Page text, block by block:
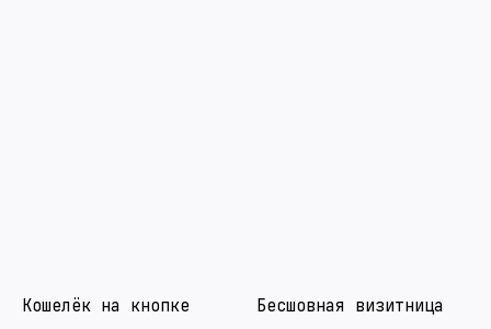
Кошелёк на кнопке
Бесшовная визитница